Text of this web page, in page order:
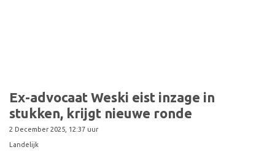
Ex-advocaat Weski eist inzage in
stukken, krijgt nieuwe ronde
2 December 2025, 12:37 uur
Landelijk